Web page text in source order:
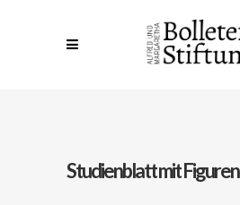
Studienblatt mit Figuren